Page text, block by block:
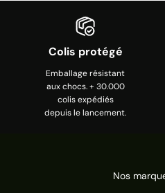
Colis protégé
Emballage résistant
aux chocs. + 30.000
colis expédiés
depuis le lancement.
Nos